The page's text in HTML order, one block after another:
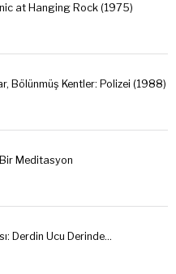
at Hanging Rock (1975)
Bölünmüş Kentler: Polizei (1988)
Meditasyon
Derdin Ucu Derinde…